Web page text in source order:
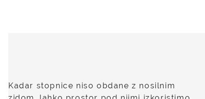
Kadar stopnice niso obdane z nosilnim